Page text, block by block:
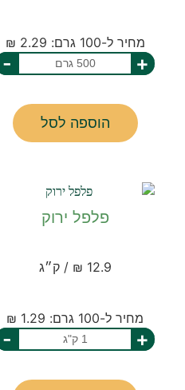
מחיר ל-100 גרם: 2.29 ₪
+
-
הוספה לסל
פלפל ירוק
12.9 ₪ / ק״ג
מחיר ל-100 גרם: 1.29 ₪
+
-